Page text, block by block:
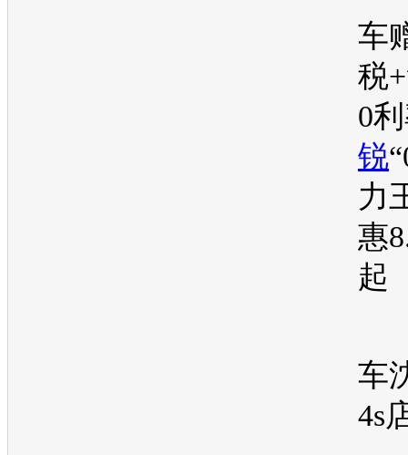
车
税
0
锐
力
惠
起
车
4s